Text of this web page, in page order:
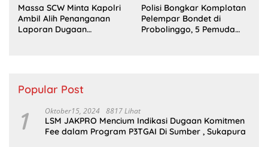
Massa SCW Minta Kapolri
Ambil Alih Penanganan
Laporan Dugaan
Polisi Bongkar Komplotan
Pelempar Bondet di
Probolinggo, 5 Pemuda
Popular Post
1 Oktober15, 2024 8817 Lihat
LSM JAKPRO Mencium Indikasi Dugaan Komitmen
Fee dalam Program P3TGAI Di Sumber , Sukapura